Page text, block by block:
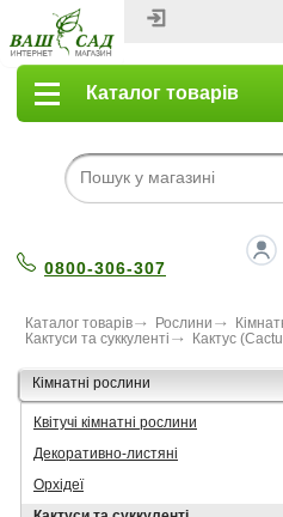
Каталог товарів
0800-306-307
Каталог товарів Рослини
Кактуси та суккуленті
Кактус
Кімнатні рослини
Квітучі кімнатні рослини
Декоративно-листяні
Орхідеї